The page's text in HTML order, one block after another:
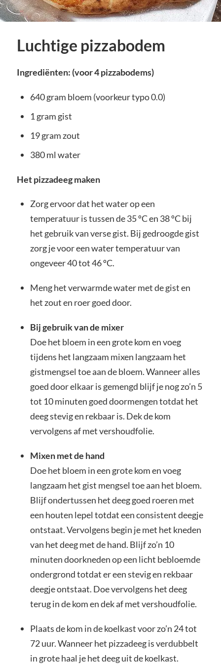
Luchtige pizzabodem
Ingrediënten: (voor 4 pizzabodems)
640 gram bloem (voorkeur typo 0.0)
1 gram gist
19 gram zout
380 ml water
Het pizzadeeg maken
Zorg ervoor dat het water op een
temperatuur is tussen de 35 ºC en 38 ºC bij
het gebruik van verse gist. Bij gedroogde gist
zorg je voor een water temperatuur van
ongeveer 40 tot 46 ºC.
Meng het verwarmde water met de gist en
het zout en roer goed door.
Bij gebruik van de mixer
Doe het bloem in een grote kom en voeg
tijdens het langzaam mixen langzaam het
gistmengsel toe aan de bloem. Wanneer alles
goed door elkaar is gemengd blijf je nog zo’n 5
tot 10 minuten goed doormengen totdat het
deeg stevig en rekbaar is. Dek de kom
vervolgens af met vershoudfolie.
Mixen met de hand
Doe het bloem in een grote kom en voeg
langzaam het gist mengsel toe aan het bloem.
Blijf ondertussen het deeg goed roeren met
een houten lepel totdat een consistent deegje
ontstaat. Vervolgens begin je met het kneden
van het deeg met de hand. Blijf zo’n 10
minuten doorkneden op een licht bebloemde
ondergrond totdat er een stevig en rekbaar
deegje ontstaat. Doe vervolgens het deeg
terug in de kom en dek af met vershoudfolie.
Plaats de kom in de koelkast voor zo’n 24 tot
72 uur. Wanneer het pizzadeeg is verdubbelt
in grote haal je het deeg uit de koelkast.